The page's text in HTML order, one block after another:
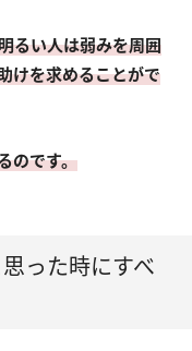
るい人は弱みを周囲
けを求めることがで
のです。
った時にすべ